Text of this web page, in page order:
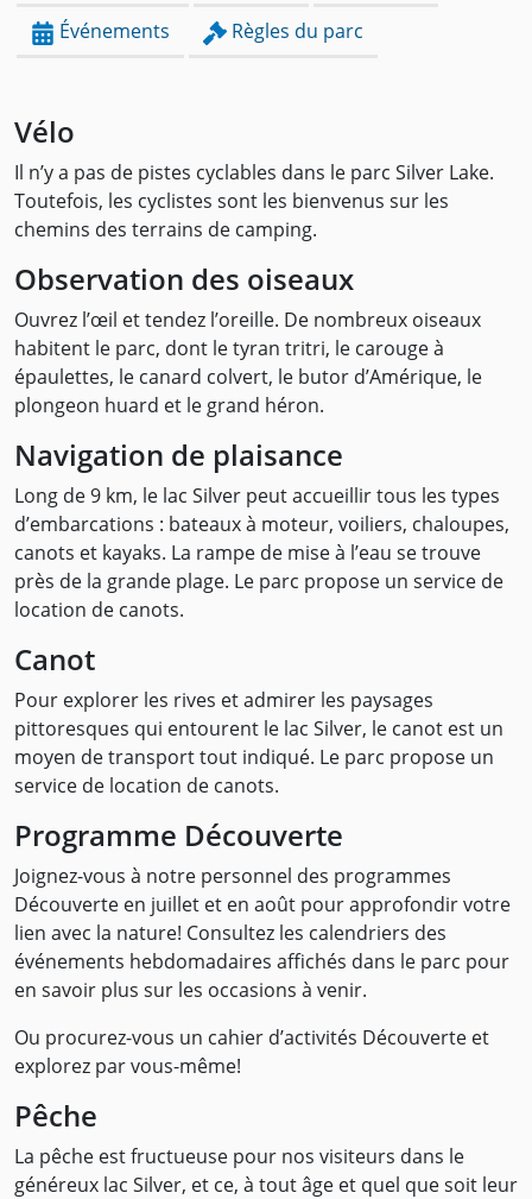
Événements Règles du parc
Vélo
Il n’y a pas de pistes cyclables dans le parc Silver Lake.
Toutefois, les cyclistes sont les bienvenus sur les
chemins des terrains de camping.
Observation des oiseaux
Ouvrez l’œil et tendez l’oreille. De nombreux oiseaux
habitent le parc, dont le tyran tritri, le carouge à
épaulettes, le canard colvert, le butor d’Amérique, le
plongeon huard et le grand héron.
Navigation de plaisance
Long de 9 km, le lac Silver peut accueillir tous les types
d’embarcations : bateaux à moteur, voiliers, chaloupes,
canots et kayaks. La rampe de mise à l’eau se trouve
près de la grande plage. Le parc propose un service de
location de canots.
Canot
Pour explorer les rives et admirer les paysages
pittoresques qui entourent le lac Silver, le canot est un
moyen de transport tout indiqué. Le parc propose un
service de location de canots.
Programme Découverte
Joignez-vous à notre personnel des programmes
Découverte en juillet et en août pour approfondir votre
lien avec la nature! Consultez les calendriers des
événements hebdomadaires affichés dans le parc pour
en savoir plus sur les occasions à venir.
Ou procurez-vous un cahier d’activités Découverte et
explorez par vous-même!
Pêche
La pêche est fructueuse pour nos visiteurs dans le
généreux lac Silver, et ce, à tout âge et quel que soit leur